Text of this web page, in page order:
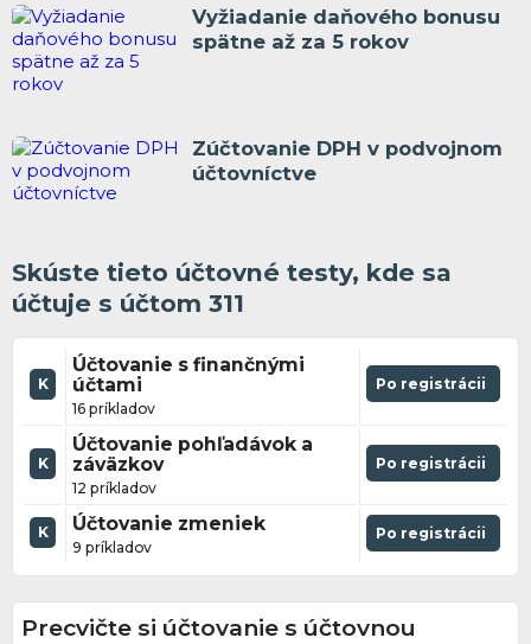
Vyžiadanie daňového bonusu
spätne až za 5 rokov
Zúčtovanie DPH v podvojnom
účtovníctve
Skúste tieto účtovné testy, kde sa
účtuje s účtom 311
K
Účtovanie s finančnými
účtami
16 príkladov
Po registrácii
K
Účtovanie pohľadávok a
záväzkov
12 príkladov
Po registrácii
K Účtovanie zmeniek
9 príkladov
Po registrácii
Precvičte si účtovanie s účtovnou